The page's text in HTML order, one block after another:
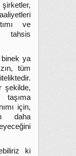
ve
binek ya
tüm
şekilde,
için,
daha
ki